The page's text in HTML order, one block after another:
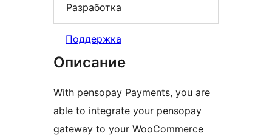
Разработка
Поддержка
Описание
With pensopay Payments, you are
able to integrate your pensopay
gateway to your WooCommerce